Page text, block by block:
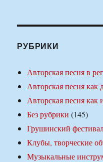
РУБРИКИ
Авторская песня в
Авторская песня как
Авторская песня как
Без рубрики (145)
Грушинский
Клубы, творческие
Музыкальные